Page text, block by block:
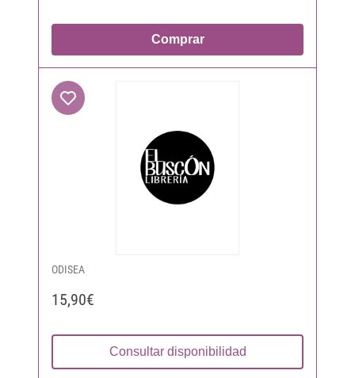
Comprar
ODISEA
15,90€
Consultar disponibilidad